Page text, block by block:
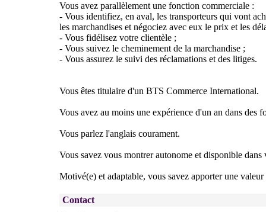
Vous avez parallèlement une fonction commerciale :
- Vous identifiez, en aval, les transporteurs qui vont
les marchandises et négociez avec eux le prix et les
- Vous fidélisez votre clientèle ;
- Vous suivez le cheminement de la marchandise ;
- Vous assurez le suivi des réclamations et des litiges.
Vous êtes titulaire d'un BTS Commerce International.
Vous avez au moins une expérience d'un an dans des
Vous parlez l'anglais courament.
Vous savez vous montrer autonome et disponible
Motivé(e) et adaptable, vous savez apporter une valeur
Contact